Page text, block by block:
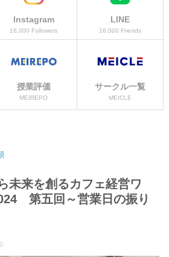
Instagram
16,000 Followers
LINE
16,000 Friends
授業評価
MEIREPO
サークル一覧
MEICLE
未来を創るカフェ経営ワ
第五回～営業日の振り